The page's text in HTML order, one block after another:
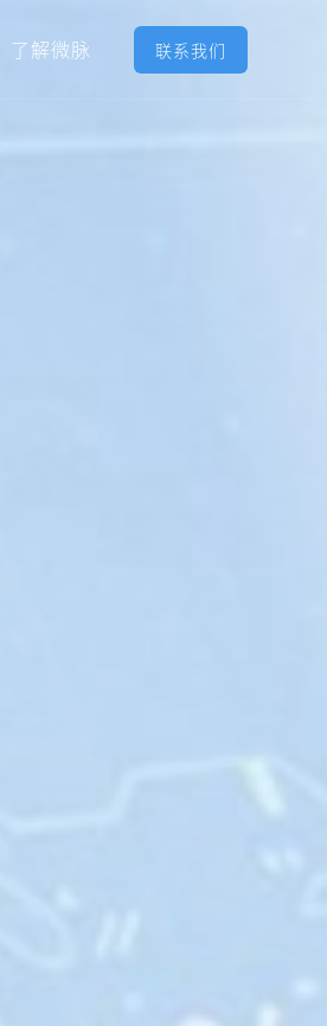
了解微脉 联系我们